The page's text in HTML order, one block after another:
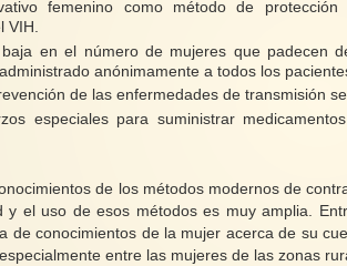
femenino como método de
VIH.
en el número de mujeres que padecen
anónimamente a todos los
de las enfermedades de transmisión
especiales para suministrar
de los métodos modernos de
y el uso de esos métodos es muy amplia.
de conocimientos de la mujer acerca de su
entre las mujeres de las zonas